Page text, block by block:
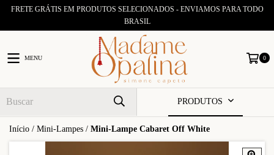
FRETE GRÁTIS EM PRODUTOS SELECIONADOS - ENVIAMOS PARA TODO
BRASIL
MENU 0
PRODUTOS
Início / Mini-Lampes / Mini-Lampe Cabaret Off White